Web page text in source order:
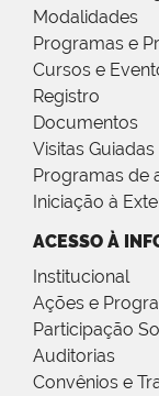
Modalidades
Programas e
Cursos e
Registro
Documentos
Visitas Guiadas
Programas de
Iniciação à
ACESSO À
Institucional
Ações e
Participação
Auditorias
Convênios e